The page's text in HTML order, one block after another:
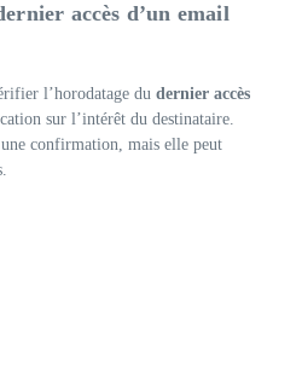
accès d’un email
l’horodatage du dernier accès
sur l’intérêt du destinataire.
confirmation, mais elle peut